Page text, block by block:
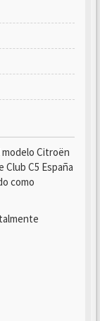
Citroën
C5 España
como